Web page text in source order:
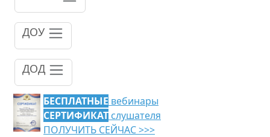
ДОУ
ДОД
БЕСПЛАТНЫЕ вебинары
СЕРТИФИКАТ слушателя
ПОЛУЧИТЬ СЕЙЧАС >>>